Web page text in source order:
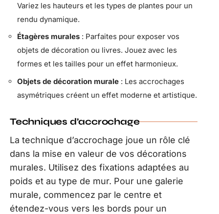
Variez les hauteurs et les types de plantes pour un
rendu dynamique.
Étagères murales : Parfaites pour exposer vos
objets de décoration ou livres. Jouez avec les
formes et les tailles pour un effet harmonieux.
Objets de décoration murale : Les accrochages
asymétriques créent un effet moderne et artistique.
Techniques d’accrochage
La technique d’accrochage joue un rôle clé
dans la mise en valeur de vos décorations
murales. Utilisez des fixations adaptées au
poids et au type de mur. Pour une galerie
murale, commencez par le centre et
étendez-vous vers les bords pour un